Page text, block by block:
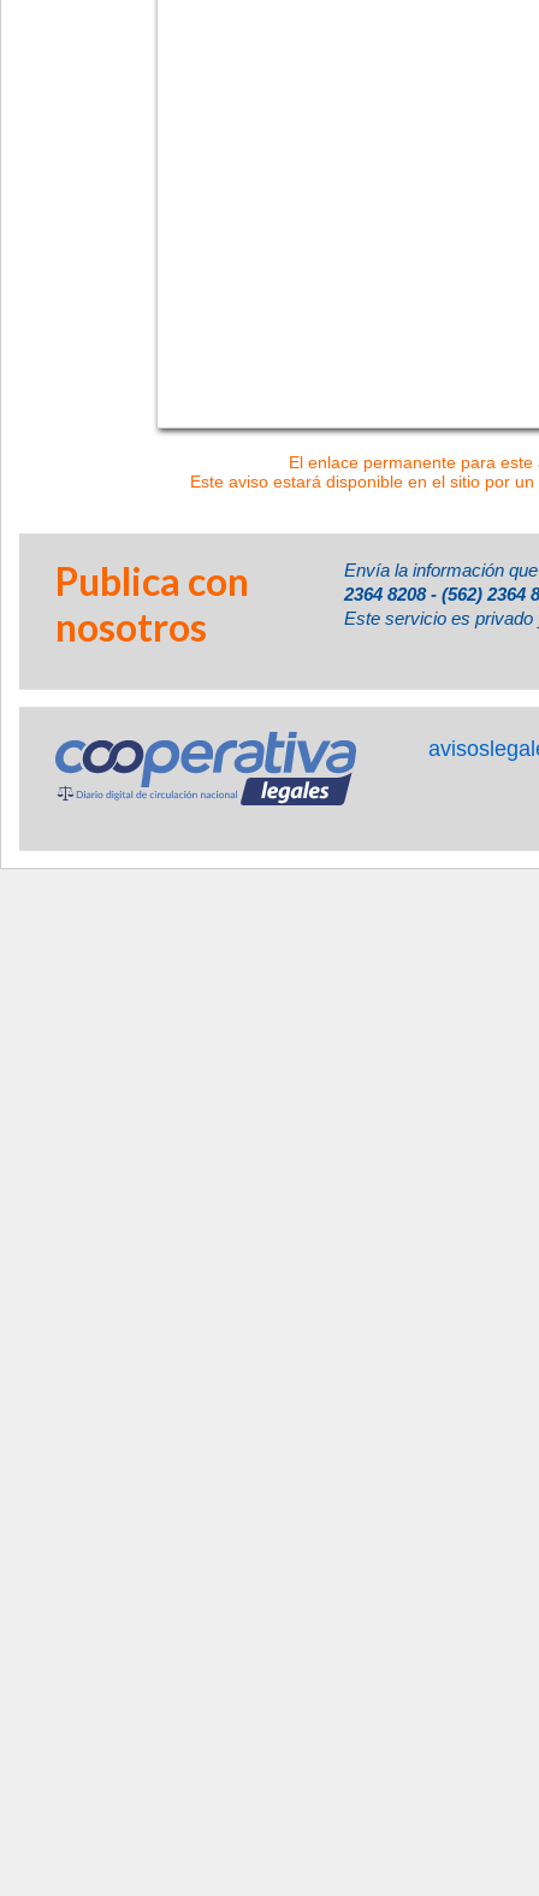
El enlace permanente para
Este aviso estará disponible en el sitio por
Publica con
nosotros
Envía la información
2364 8208 - (562) 2364
Este servicio es privado